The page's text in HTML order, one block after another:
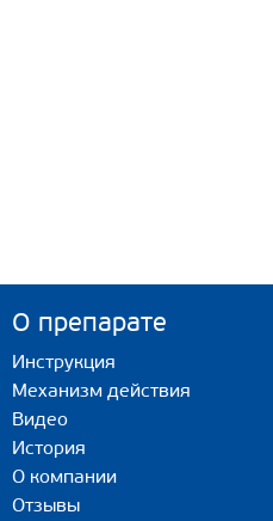
О препарате
Инструкция
Механизм действия
Видео
История
О компании
Отзывы